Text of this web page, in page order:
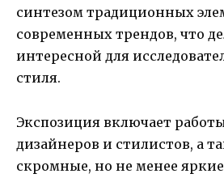
синтезом традиционных
современных трендов, что
интересной для
стиля.
Экспозиция включает
дизайнеров и стилистов, а
скромные, но не менее